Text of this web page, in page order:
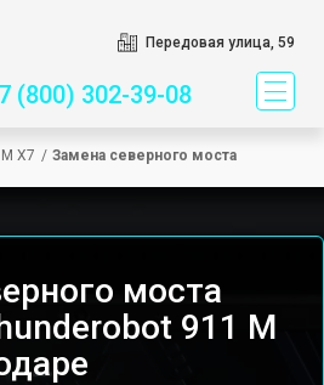
Передовая улица, 59
(800) 302-39-08
X7 / Замена северного моста
моста
911 M